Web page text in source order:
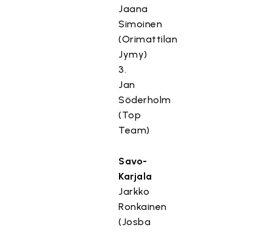
Jaana
Simoinen
(Orimattilan
Jymy)
3.
Jan
Söderholm
(Top
Team)
Savo-
Karjala
Jarkko
Ronkainen
(Josba